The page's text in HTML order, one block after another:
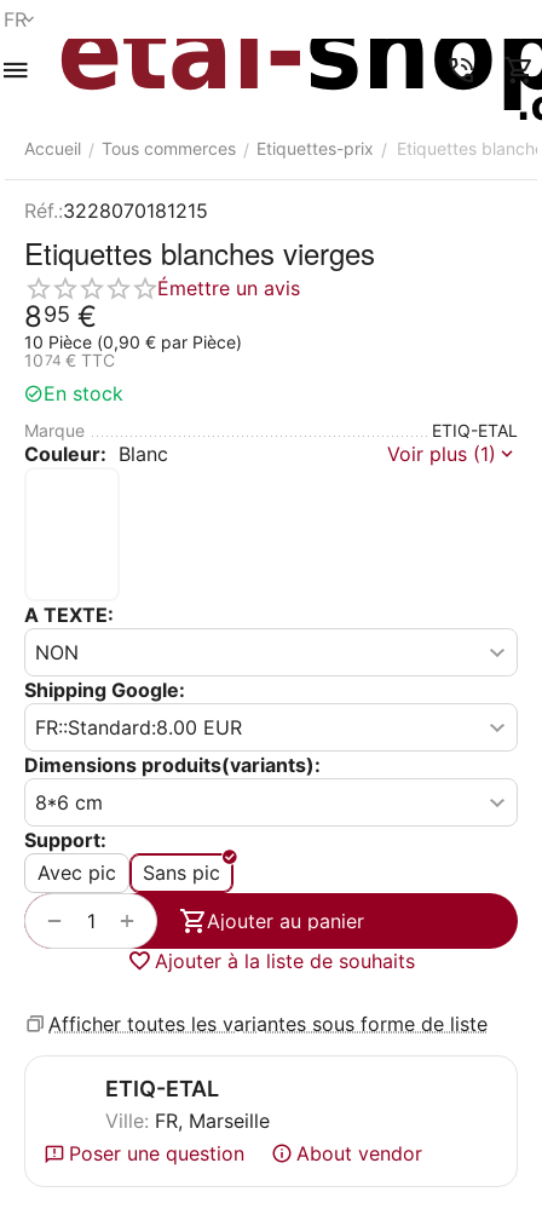
FR
Accueil / Tous commerces / Etiquettes-prix / Etiquettes
Réf.:3228070181215
Etiquettes blanches vierges
Émettre un avis
895 €
10 Pièce (0,90 € par Pièce)
1074 € TTC
En stock
Marque ETIQ-ETAL
Couleur: Blanc Voir plus (1)
A TEXTE:
Shipping Google:
Dimensions produits(variants):
Support:
Avec pic
Sans pic
+
−
Ajouter au panier
Ajouter à la liste de souhaits
Afficher toutes les variantes sous forme de liste
ETIQ-ETAL
Ville: FR, Marseille
Poser une question
About vendor
Menu Recherche
rapide
Panier Liste de
souhaits
Comparer Compte